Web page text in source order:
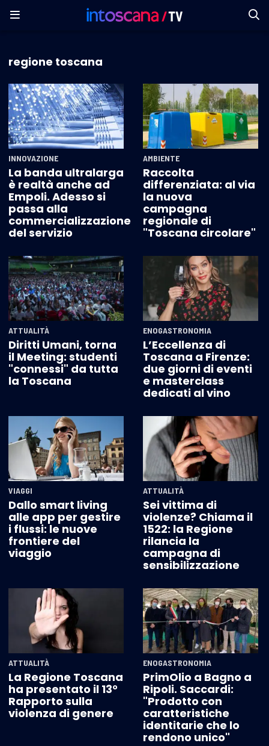
regione toscana
INNOVAZIONE
La banda ultralarga
è realtà anche ad
Empoli. Adesso si
passa alla
commercializzazione
del servizio
AMBIENTE
Raccolta
differenziata: al via
la nuova
campagna
regionale di
"Toscana circolare"
ATTUALITÀ
Diritti Umani, torna
il Meeting: studenti
"connessi" da tutta
la Toscana
ENOGASTRONOMIA
L’Eccellenza di
Toscana a Firenze:
due giorni di eventi
e masterclass
dedicati al vino
VIAGGI
Dallo smart living
alle app per gestire
i flussi: le nuove
frontiere del
viaggio
ATTUALITÀ
Sei vittima di
violenze? Chiama il
1522: la Regione
rilancia la
campagna di
sensibilizzazione
ATTUALITÀ
La Regione Toscana
ha presentato il 13°
Rapporto sulla
violenza di genere
ENOGASTRONOMIA
PrimOlio a Bagno a
Ripoli. Saccardi:
"Prodotto con
caratteristiche
identitarie che lo
rendono unico"